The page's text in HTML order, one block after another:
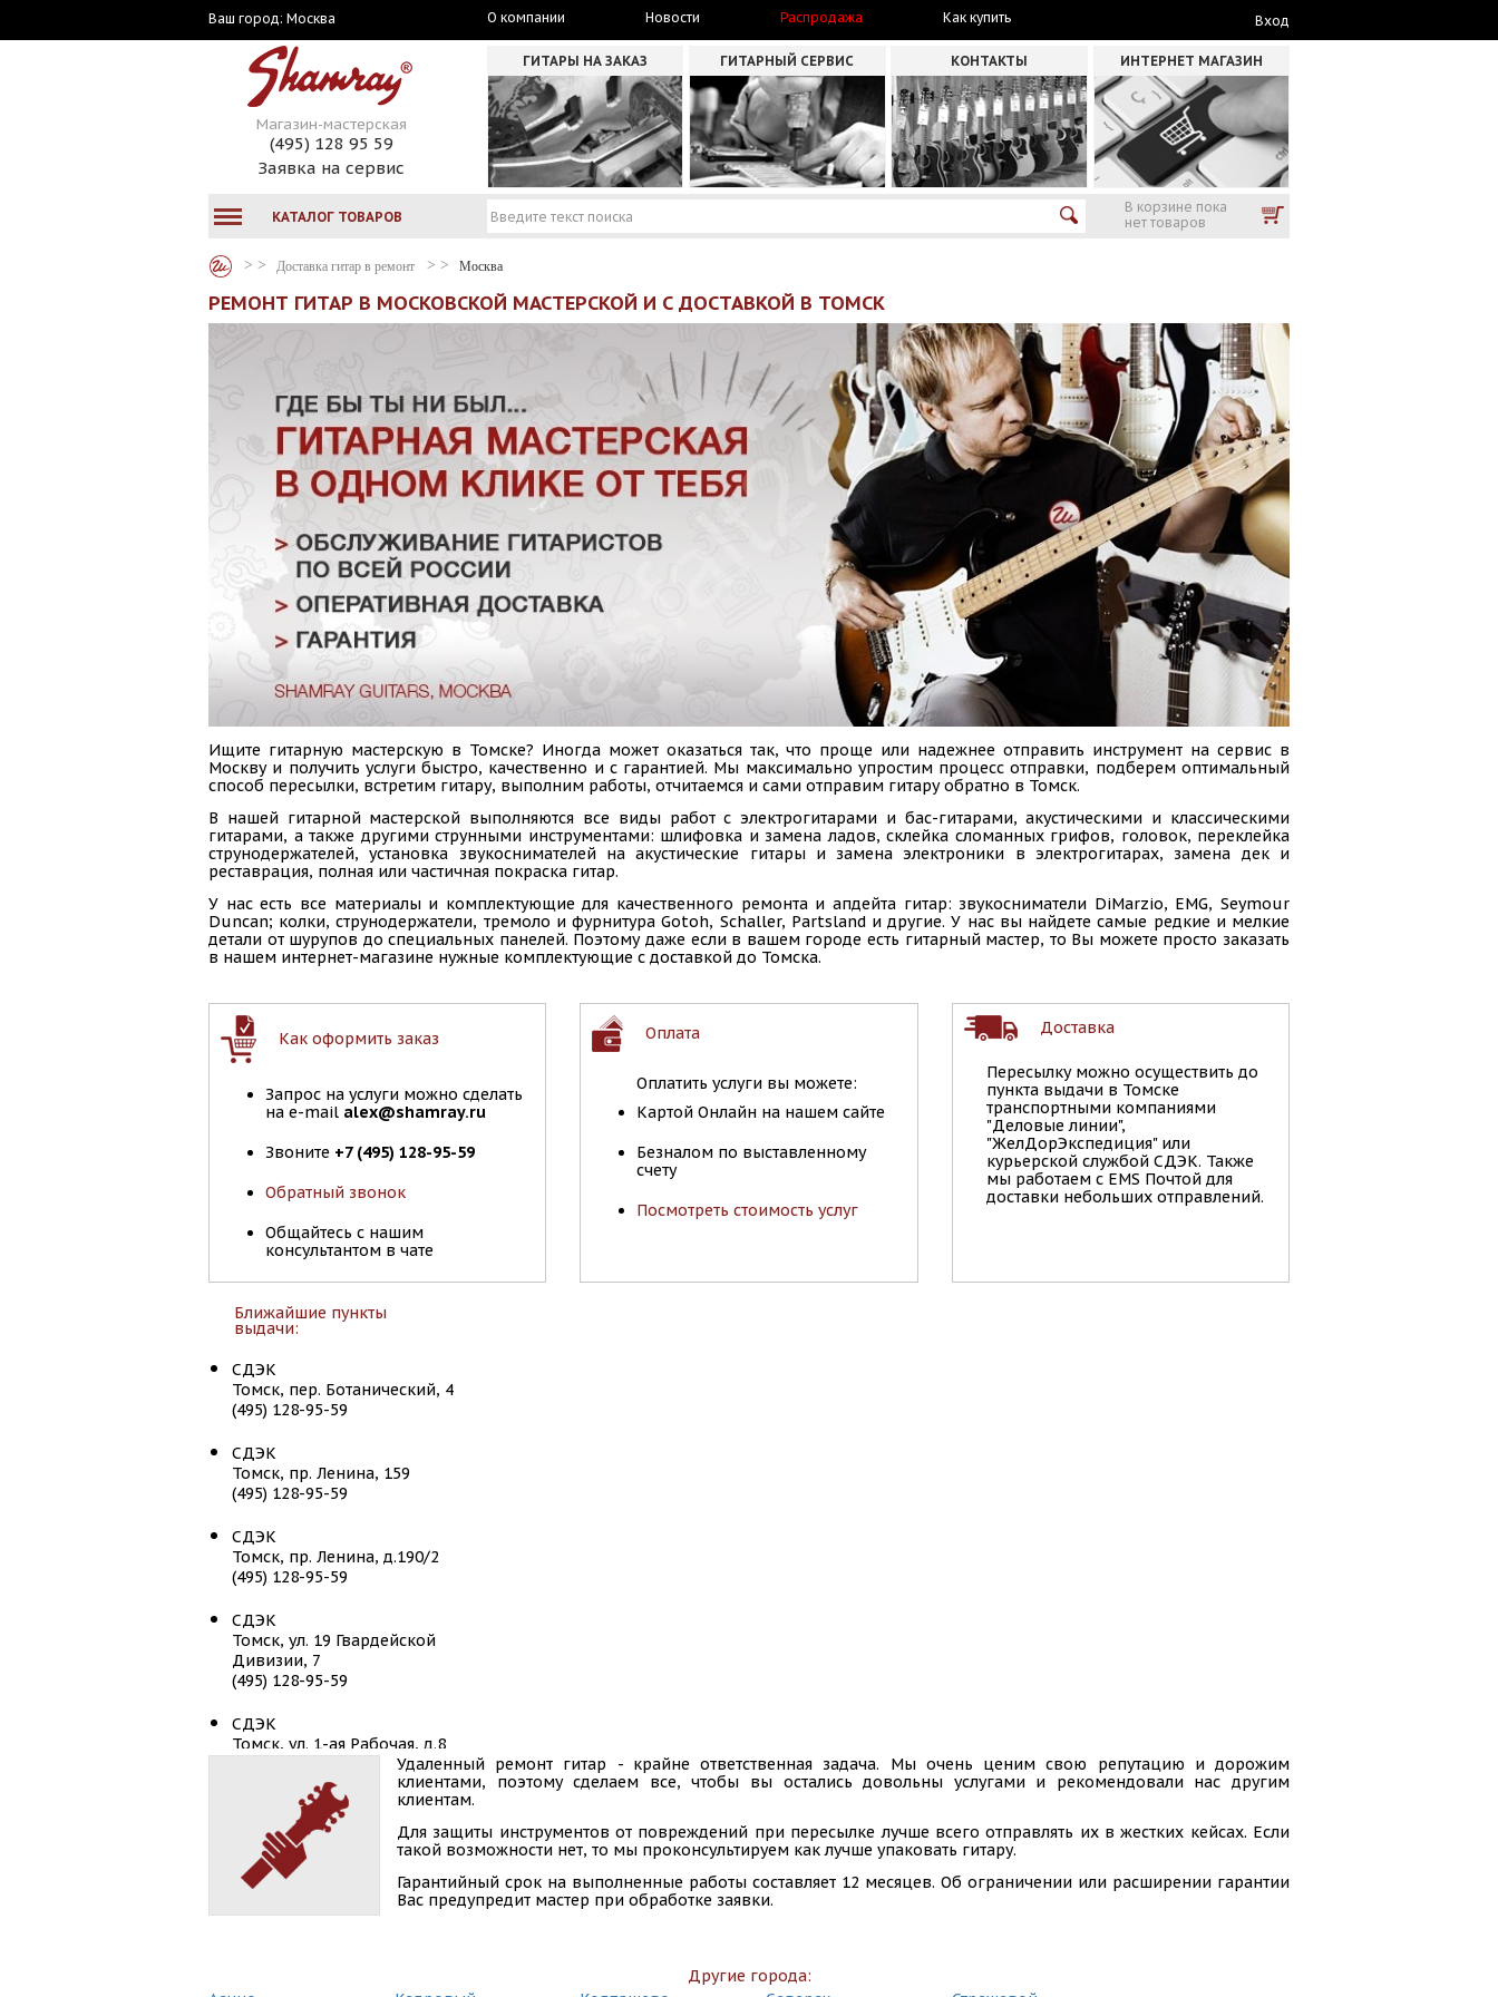
Ваш город: Москва О компании Новости Распродажа Как купить Вход
Магазин-мастерская
(495) 128 95 59
Заявка на сервис
ГИТАРЫ НА ЗАКАЗ ГИТАРНЫЙ СЕРВИС КОНТАКТЫ ИНТЕРНЕТ МАГАЗИН
КАТАЛОГ ТОВАРОВ
В корзине пока
нет товаров
Доставка гитар в ремонт Москва
РЕМОНТ ГИТАР В МОСКОВСКОЙ МАСТЕРСКОЙ И С ДОСТАВКОЙ В ТОМСК
Ищите гитарную мастерскую в Томске? Иногда может оказаться так, что проще или надежнее отправить инструмент на сервис в
Москву и получить услуги быстро, качественно и с гарантией. Мы максимально упростим процесс отправки, подберем оптимальный
способ пересылки, встретим гитару, выполним работы, отчитаемся и сами отправим гитару обратно в Томск.
В нашей гитарной мастерской выполняются все виды работ с электрогитарами и бас-гитарами, акустическими и классическими
гитарами, а также другими струнными инструментами: шлифовка и замена ладов, склейка сломанных грифов, головок, переклейка
струнодержателей, установка звукоснимателей на акустические гитары и замена электроники в электрогитарах, замена дек и
реставрация, полная или частичная покраска гитар.
У нас есть все материалы и комплектующие для качественного ремонта и апдейта гитар: звукосниматели DiMarzio, EMG, Seymour
Duncan; колки, струнодержатели, тремоло и фурнитура Gotoh, Schaller, Partsland и другие. У нас вы найдете самые редкие и мелкие
детали от шурупов до специальных панелей. Поэтому даже если в вашем городе есть гитарный мастер, то Вы можете просто заказать
в нашем интернет-магазине нужные комплектующие с доставкой до Томска.
Как оформить заказ
Запрос на услуги можно сделать
на e-mail alex@shamray.ru
Звоните +7 (495) 128-95-59
Обратный звонок
Общайтесь с нашим
консультантом в чате
Оплата
Оплатить услуги вы можете:
Картой Онлайн на нашем сайте
Безналом по выставленному
счету
Посмотреть стоимость услуг
Доставка
Пересылку можно осуществить до
пункта выдачи в Томске
транспортными компаниями
"Деловые линии",
"ЖелДорЭкспедиция" или
курьерской службой СДЭК. Также
мы работаем с EMS Почтой для
доставки небольших отправлений.
Ближайшие пункты
выдачи:
СДЭК
Томск, пер. Ботанический, 4
(495) 128-95-59
СДЭК
Томск, пр. Ленина, 159
(495) 128-95-59
СДЭК
Томск, пр. Ленина, д.190/2
(495) 128-95-59
СДЭК
Томск, ул. 19 Гвардейской
Дивизии, 7
(495) 128-95-59
СДЭК
Томск, ул. 1-ая Рабочая, д.8
Томск, ул. 79 Гвардейской
Дивизии, д.7Д
(495) 128-95-59
СДЭК
Удаленный ремонт гитар - крайне ответственная задача. Мы очень ценим свою репутацию и дорожим
клиентами, поэтому сделаем все, чтобы вы остались довольны услугами и рекомендовали нас другим
клиентам.
Для защиты инструментов от повреждений при пересылке лучше всего отправлять их в жестких кейсах. Если
такой возможности нет, то мы проконсультируем как лучше упаковать гитару.
Гарантийный срок на выполненные работы составляет 12 месяцев. Об ограничении или расширении гарантии
Вас предупредит мастер при обработке заявки.
Другие города: